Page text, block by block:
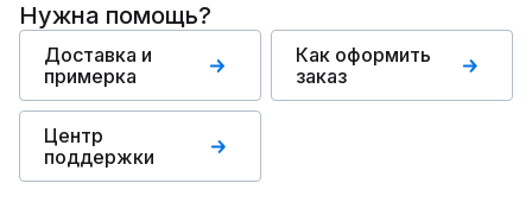
Нужна помощь?
Доставка и
примерка
Как оформить
заказ
Центр
поддержки